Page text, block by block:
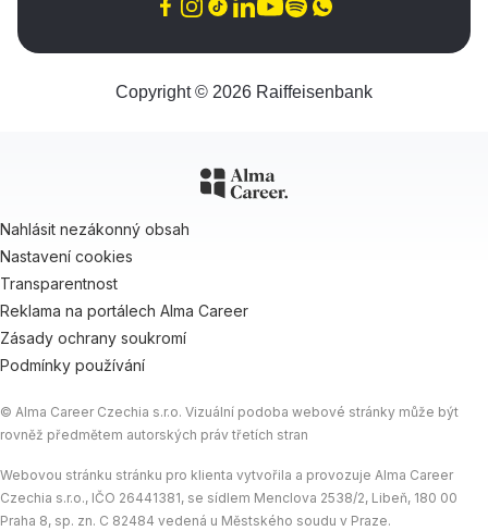
Copyright © 2026 Raiffeisenbank
Nahlásit nezákonný obsah
Nastavení cookies
Transparentnost
Reklama na portálech Alma Career
Zásady ochrany soukromí
Podmínky používání
© Alma Career Czechia s.r.o. Vizuální podoba webové stránky může být
rovněž předmětem autorských práv třetích stran
Webovou stránku stránku pro klienta vytvořila a provozuje Alma Career
Czechia s.r.o., IČO 26441381, se sídlem Menclova 2538/2, Libeň, 180 00
Praha 8, sp. zn. C 82484 vedená u Městského soudu v Praze.